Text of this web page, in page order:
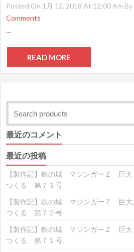
Posted On 1月 12, 2018 At 12:00 Am By
Comments
...
READ MORE
最近のコメント
最近の投稿
【製作記】鉄の城 マジンガーＺ 巨大
つくる 第７３号
【製作記】鉄の城 マジンガーＺ 巨大
つくる 第７２号
【製作記】鉄の城 マジンガーＺ 巨大
つくる 第７１号